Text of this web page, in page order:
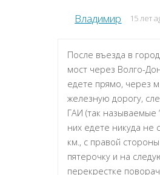
Владимир 15 лет
После въезда в
мост через Волго-
едете прямо, через
железную дорогу,
ГАИ (так называемые
них едете никуда не
км., с правой
пятерочку и на
перекрестке